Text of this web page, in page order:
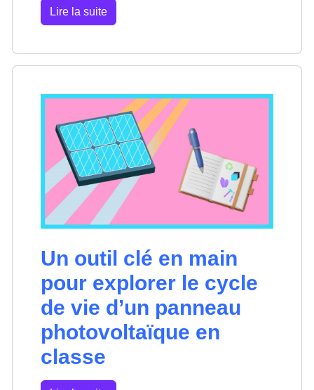
Lire la suite
Un outil clé en main
pour explorer le cycle
de vie d’un panneau
photovoltaïque en
classe